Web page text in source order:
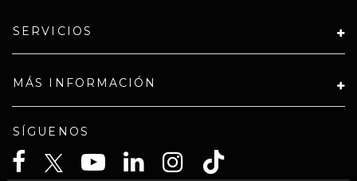
SERVICIOS
MÁS INFORMACIÓN
SÍGUENOS